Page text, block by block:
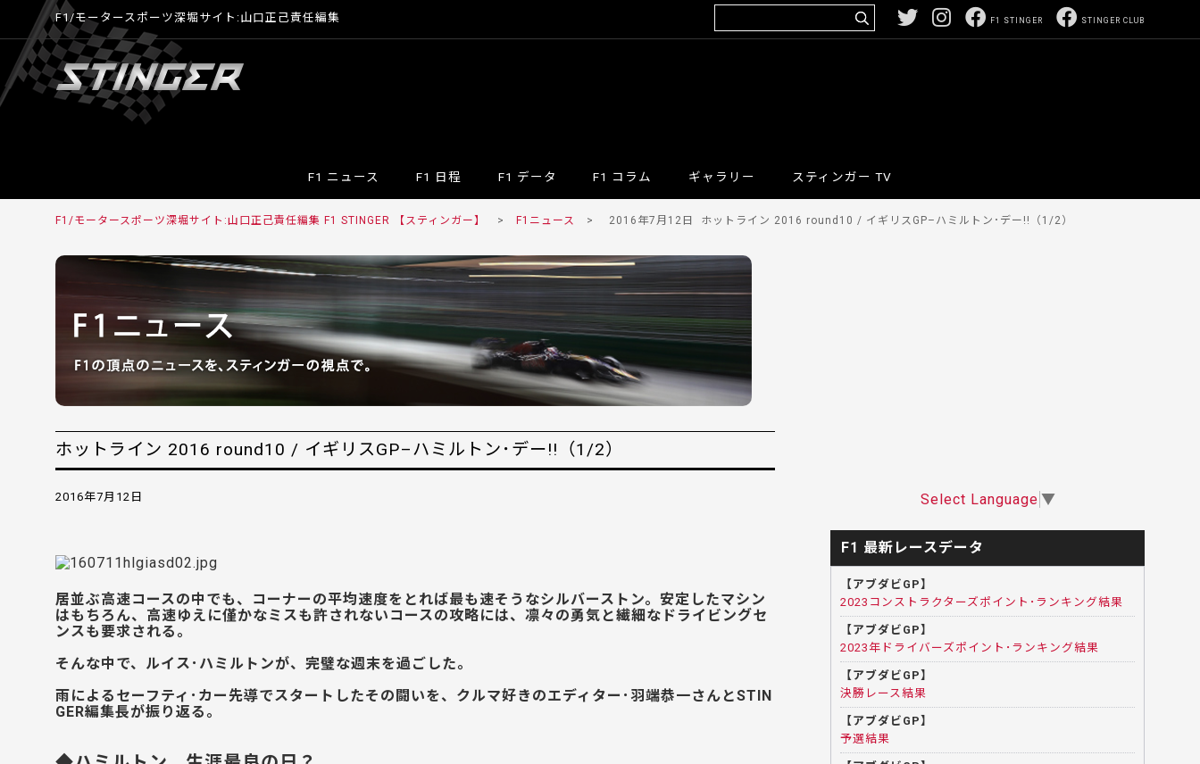
F1/モータースポーツ深堀サイト:山口正己責任編集 STINGER CLUB
F1 STINGER
F1 ニュース F1 日程 F1 データ F1 コラム ギャラリー スティンガー TV
F1/モータースポーツ深堀サイト:山口正己責任編集 F1 STINGER 【スティンガー】 > F1ニュース > 2016年7月12日 ホットライン 2016 round10 / イギリスGP–ハミルトン･デー!!（1/2）
ホットライン 2016 round10 / イギリスGP–ハミルトン･デー!!（1/2）
2016年7月12日
居並ぶ高速コースの中でも、コーナーの平均速度をとれば最も速そうなシルバーストン。安定したマシン
はもちろん、高速ゆえに僅かなミスも許されないコースの攻略には、凛々の勇気と繊細なドライビングセ
ンスも要求される。
そんな中で、ルイス･ハミルトンが、完璧な週末を過ごした。
雨によるセーフティ･カー先導でスタートしたその闘いを、クルマ好きのエディター･羽端恭一さんとSTIN
GER編集長が振り返る。
Select Language ▼
F1 最新レースデータ
【アブダビGP】
2023コンストラクターズポイント･ランキング結果
【アブダビGP】
2023年ドライバーズポイント･ランキング結果
【アブダビGP】
決勝レース結果
【アブダビGP】
予選結果